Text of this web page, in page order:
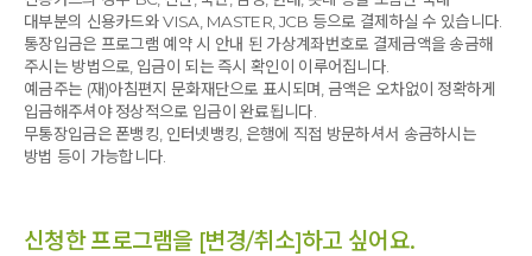
대부분의 신용카드와 VISA, MASTER, JCB 등으로 결제하실 수 있습니다.
통장입금은 프로그램 예약 시 안내 된 가상계좌번호로 결제금액을 송금해
주시는 방법으로, 입금이 되는 즉시 확인이 이루어집니다.
예금주는 (재)아침편지 문화재단으로 표시되며, 금액은 오차없이 정확하게
입금해주셔야 정상적으로 입금이 완료됩니다.
무통장입금은 폰뱅킹, 인터넷뱅킹, 은행에 직접 방문하셔서 송금하시는
방법 등이 가능합니다.
신청한 프로그램을 [변경/취소]하고 싶어요.